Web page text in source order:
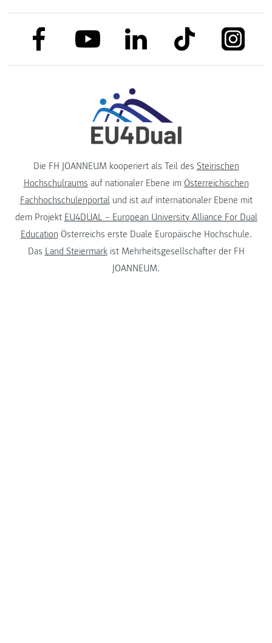
link to facebooklink to youtubelink to linkedinlink to tiktok
Die FH JOANNEUM kooperiert als Teil des Steirischen
Hochschulraums auf nationaler Ebene im Österreichischen
Fachhochschulenportalund ist auf internationaler Ebene mit
dem Projekt EU4DUAL – European University Alliance For Dual
Education Österreichs erste Duale Europäische Hochschule.
Das Land Steiermarkist Mehrheitsgesellschafter der FH
JOANNEUM.